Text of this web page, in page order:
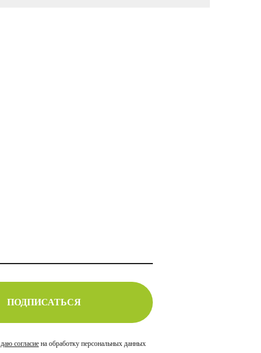
ПОДПИСАТЬСЯ
даю согласие на обработку персональных данных